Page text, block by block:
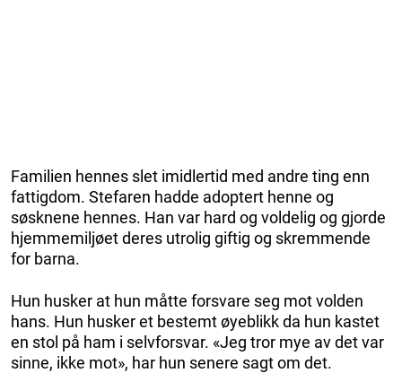
Familien hennes slet imidlertid med andre ting enn
fattigdom. Stefaren hadde adoptert henne og
søsknene hennes. Han var hard og voldelig og gjorde
hjemmemiljøet deres utrolig giftig og skremmende
for barna.
Hun husker at hun måtte forsvare seg mot volden
hans. Hun husker et bestemt øyeblikk da hun kastet
en stol på ham i selvforsvar. «Jeg tror mye av det var
sinne, ikke mot», har hun senere sagt om det.